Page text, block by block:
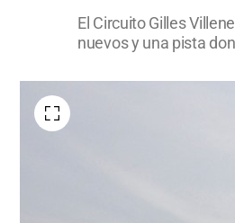
El Circuito Gilles
nuevos y una pista